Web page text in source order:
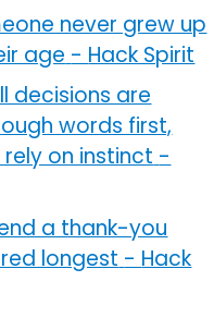
never grew up
age - Hack Spirit
decisions are
words first,
on instinct-
a thank-you
longest - Hack